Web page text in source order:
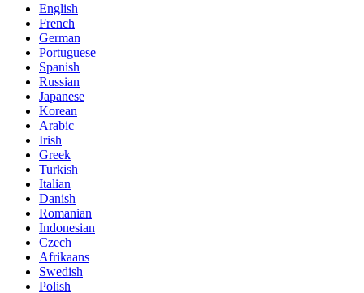
English
French
German
Portuguese
Spanish
Russian
Japanese
Korean
Arabic
Irish
Greek
Turkish
Italian
Danish
Romanian
Indonesian
Czech
Afrikaans
Swedish
Polish